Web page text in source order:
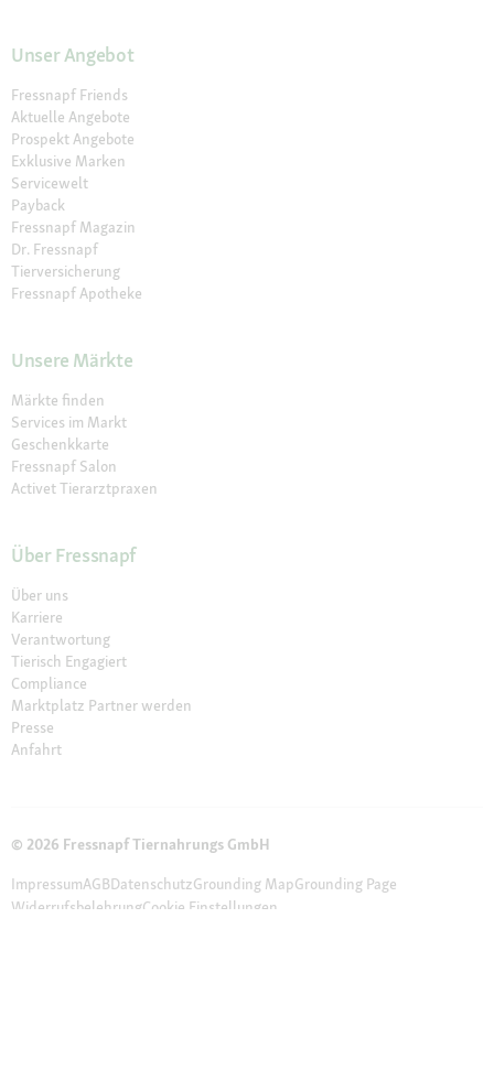
Unser Angebot
Fressnapf Friends
Aktuelle Angebote
Prospekt Angebote
Exklusive Marken
Servicewelt
Payback
Fressnapf Magazin
Dr. Fressnapf
Tierversicherung
Fressnapf Apotheke
Unsere Märkte
Märkte finden
Services im Markt
Geschenkkarte
Fressnapf Salon
Activet Tierarztpraxen
Über Fressnapf
Über uns
Karriere
Verantwortung
Tierisch Engagiert
Compliance
Marktplatz Partner werden
Presse
Anfahrt
© 2026 Fressnapf Tiernahrungs GmbH
ImpressumAGBDatenschutzGrounding MapGrounding Page
WiderrufsbelehrungCookie Einstellungen